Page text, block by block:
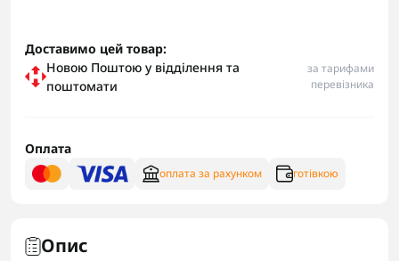
Доставимо цей товар:
Новою Поштою у відділення та
поштомати
за тарифами
перевізника
Оплата
оплата за рахунком готівкою
Опис